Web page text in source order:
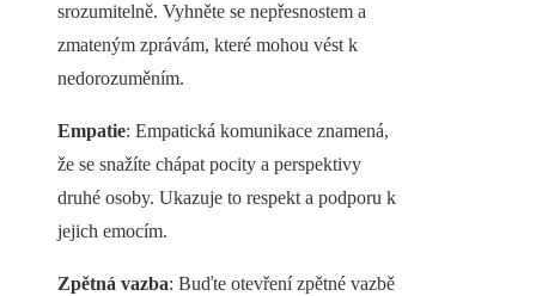
srozumitelně. Vyhněte se nepřesnostem a
zmateným zprávám, které mohou vést k
nedorozuměním.
Empatie: Empatická komunikace znamená,
že se snažíte chápat pocity a perspektivy
druhé osoby. Ukazuje to respekt a podporu k
jejich emocím.
Zpětná vazba: Buďte otevření zpětné vazbě